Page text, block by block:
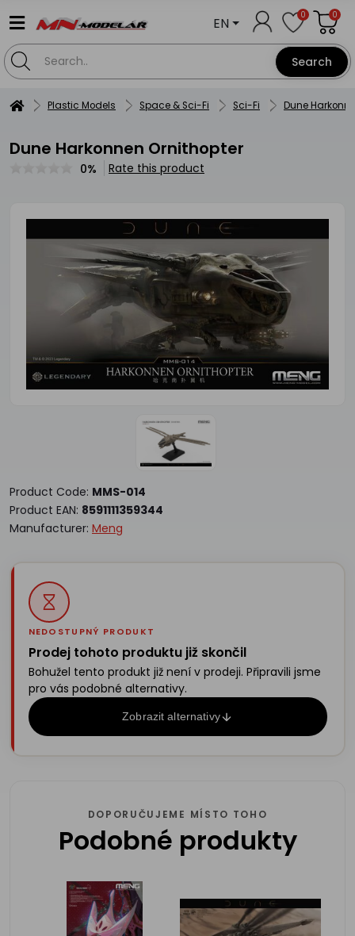
Search
EN 0 0
Plastic Models Space & Sci-Fi Sci-Fi Dune
Dune Harkonnen Ornithopter
0% Rate this product
Product Code: MMS-014
Product EAN: 8591111359344
Manufacturer: Meng
NEDOSTUPNÝ PRODUKT
Prodej tohoto produktu již skončil
Bohužel tento produkt již není v prodeji. Připravili jsme
pro vás podobné alternativy.
Zobrazit alternativy
DOPORUČUJEME MÍSTO TOHO
Podobné produkty